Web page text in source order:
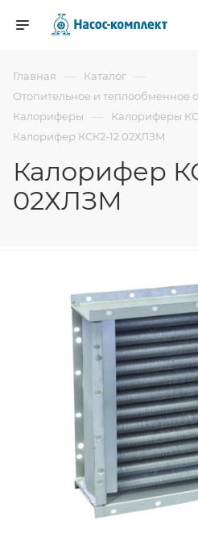
Главная — Каталог —
Отопительное и теплообменное
Калориферы — Калориферы
Калорифер КСК2-12 02ХЛЗМ
Калорифер
02ХЛЗМ